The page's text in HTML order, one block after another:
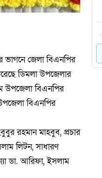
ভাগনে জেলা বিএনপির
ডিমলা উপজেলার
উপজেলা বিএনপির
বিএনপির
রহমান মাহবুব, প্রচার
লিটন, সাধারণ
ডা. আরিফা, ইসলাম